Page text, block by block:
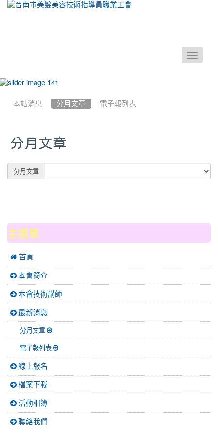
Toggle
本站消息 分月文章 電子報列表
分月文章
分月文章
主選單
 首頁
本會簡介
本會技術講師
最新消息
分月文章
電子報列表
線上報名
檔案下載
活動相簿
聯絡我們